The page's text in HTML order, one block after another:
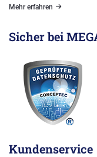
Mehr erfahren
Sicher bei
Kundenservice